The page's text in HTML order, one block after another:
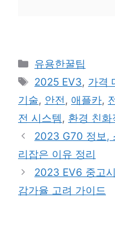
카
테
리
유용한꿀팁
태
그
2025 EV3, 가격
기술, 안전, 애플카,
전 시스템, 환경 친화
2023 G70 정보,
리잡은 이유 정리
2023 EV6 중고
감가율 고려 가이드